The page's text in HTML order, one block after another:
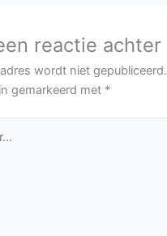
reactie achter
wordt niet gepubliceerd.
gemarkeerd met *